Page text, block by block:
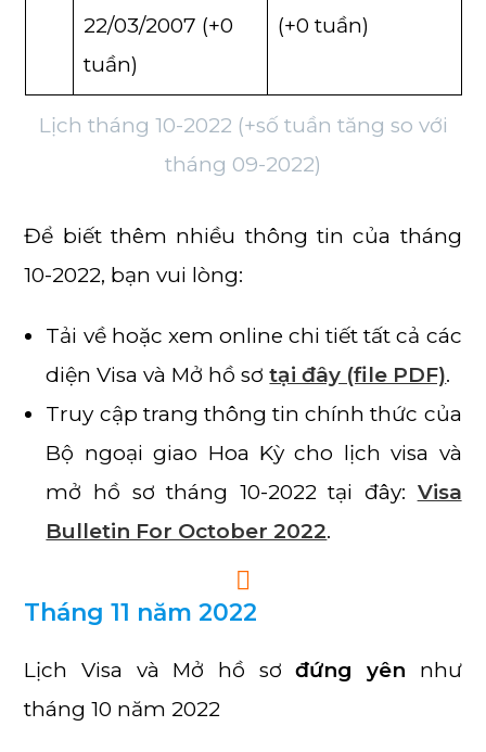
22/03/2007 (+0
tuần)
(+0 tuần)
Lịch tháng 10-2022 (+số tuần tăng so với
tháng 09-2022)
Để biết thêm nhiều thông tin của tháng
10-2022, bạn vui lòng:
Tải về hoặc xem online chi tiết tất cả các
diện Visa và Mở hồ sơtại đây (file PDF).
Truy cập trang thông tin chính thức của
Bộ ngoại giao Hoa Kỳ cho lịch visa và
mở hồ sơ tháng 10-2022 tại đây: Visa
Bulletin For October 2022.
Tháng 11 năm 2022
Lịch Visa và Mở hồ sơđứng yên như
tháng 10 năm 2022